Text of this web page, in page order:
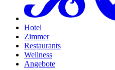
Hotel
Zimmer
Restaurants
Wellness
Angebote